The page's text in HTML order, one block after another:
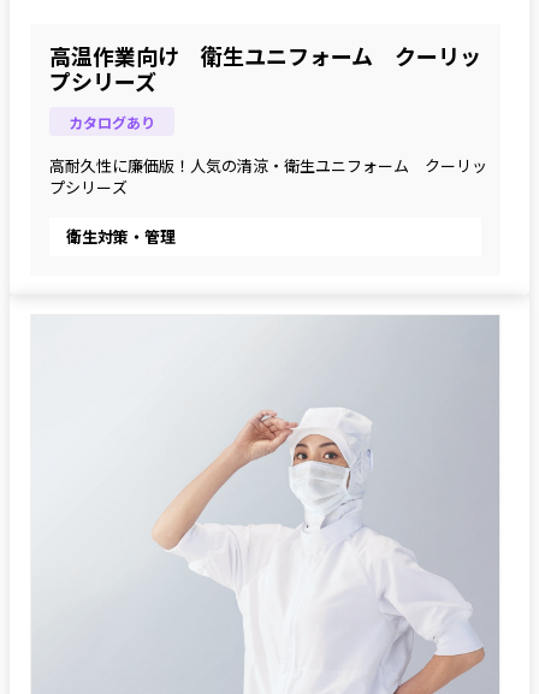
高温作業向け 衛生ユニフォーム クーリッ
プシリーズ
カタログあり
高耐久性に廉価版！人気の清涼・衛生ユニフォーム　クーリッ
プシリーズ
衛生対策・管理